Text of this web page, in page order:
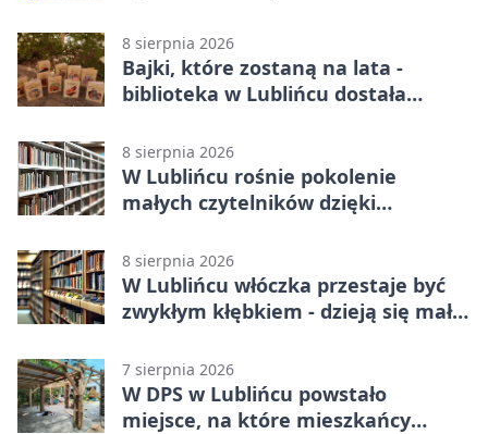
8 sierpnia 2026
Bajki, które zostaną na lata -
biblioteka w Lublińcu dostała
8 sierpnia 2026
W Lublińcu rośnie pokolenie
małych czytelników dzięki
8 sierpnia 2026
W Lublińcu włóczka przestaje być
zwykłym kłębkiem - dzieją się małe
7 sierpnia 2026
W DPS w Lublińcu powstało
miejsce, na które mieszkańcy